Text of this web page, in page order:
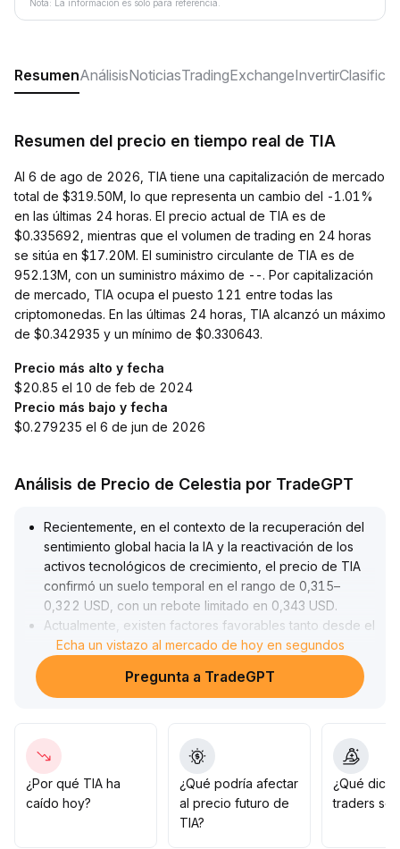
Nota: La información es solo para referencia.
ResumenAnálisisNoticiasTradingExchangeInvertir
Resumen del precio en tiempo real de TIA
Al 6 de ago de 2026, TIA tiene una capitalización de mercado
total de $319.50M, lo que representa un cambio del -1.01%
en las últimas 24 horas. El precio actual de TIA es de
$0.335692, mientras que el volumen de trading en 24 horas
se sitúa en $17.20M. El suministro circulante de TIA es de
952.13M, con un suministro máximo de --. Por capitalización
de mercado, TIA ocupa el puesto 121 entre todas las
criptomonedas. En las últimas 24 horas, TIA alcanzó un máximo
de $0.342935 y un mínimo de $0.330643.
Precio más alto y fecha
$20.85 el 10 de feb de 2024
Precio más bajo y fecha
$0.279235 el 6 de jun de 2026
Análisis de Precio de Celestia por TradeGPT
Recientemente, en el contexto de la recuperación del
sentimiento global hacia la IA y la reactivación de los
activos tecnológicos de crecimiento, el precio de TIA
confirmó un suelo temporal en el rango de 0,315–
0,322 USD, con un rebote limitado en 0,343 USD.
Actualmente, existen factores favorables tanto desde el
flujo de capitales como desde las políticas.
Si el volumen acompaña y logra romper los 0,343 USD,
podría iniciarse una nueva tendencia alcista
oportunidad de alzas impulsadas por el aumento en la
demanda de aplicaciones IA y la asignación de fondos
institucionales
Echa un vistazo al mercado de hoy en segundos
Pregunta a TradeGPT
¿Por qué TIA ha
caído hoy?
¿Qué podría afectar
al precio futuro de
TIA?
¿Qué
traders